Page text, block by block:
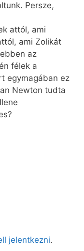
Persze,
attól, ami
ami Zolikát
az
félek a
egymagában ez
Newton tudta
jelentkezni.